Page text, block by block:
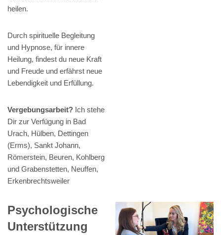
heilen.
Durch spirituelle Begleitung
und Hypnose, für innere
Heilung, findest du neue Kraft
und Freude und erfährst neue
Lebendigkeit und Erfüllung.
Vergebungsarbeit? Ich stehe
Dir zur Verfügung in Bad
Urach, Hülben, Dettingen
(Erms), Sankt Johann,
Römerstein, Beuren, Kohlberg
und Grabenstetten, Neuffen,
Erkenbrechtsweiler
Psychologische
Unterstützung